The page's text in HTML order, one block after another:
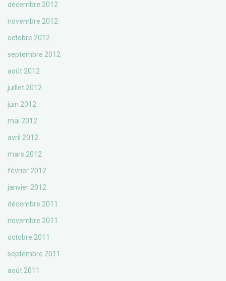
décembre 2012
novembre 2012
octobre 2012
septembre 2012
août 2012
juillet 2012
juin 2012
mai 2012
avril 2012
mars 2012
février 2012
janvier 2012
décembre 2011
novembre 2011
octobre 2011
septembre 2011
août 2011